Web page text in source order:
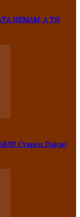
НЕМАМ, А ТИ
Старец Пајсиј